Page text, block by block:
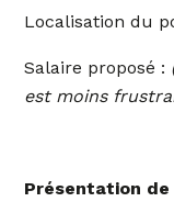
Localisation du
Salaire proposé :
est moins
Présentation de